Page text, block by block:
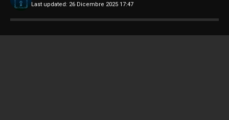
Last updated: 26 Dicembre 2025 17:47